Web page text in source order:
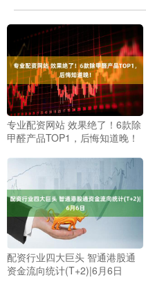
专业配资网站 效果绝了！6款除
甲醛产品TOP1，后悔知道晚！
配资行业四大巨头 智通港股通
资金流向统计(T+2)|6月6日